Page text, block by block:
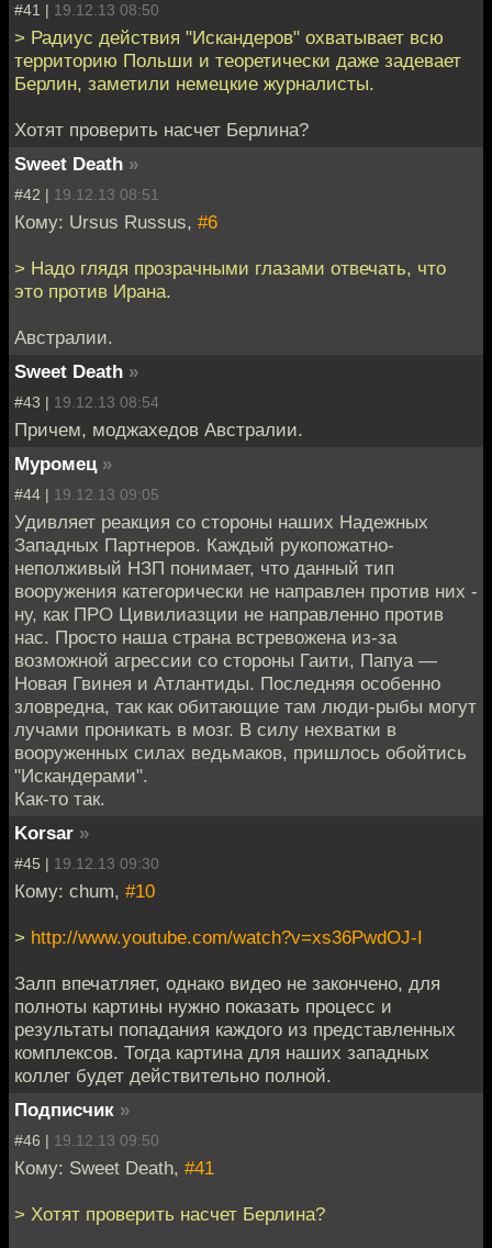
#41 | 19.12.13 08:50
> Радиус действия "Искандеров" охватывает всю
территорию Польши и теоретически даже задевает
Берлин, заметили немецкие журналисты.
Хотят проверить насчет Берлина?
Sweet Death »
#42 | 19.12.13 08:51
Кому: Ursus Russus, #6
> Надо глядя прозрачными глазами отвечать, что
это против Ирана.
Австралии.
Sweet Death »
#43 | 19.12.13 08:54
Причем, моджахедов Австралии.
Муромец »
#44 | 19.12.13 09:05
Удивляет реакция со стороны наших Надежных
Западных Партнеров. Каждый рукопожатно-
неполживый НЗП понимает, что данный тип
вооружения категорически не направлен против них -
ну, как ПРО Цивилиазции не направленно против
нас. Просто наша страна встревожена из-за
возможной агрессии со стороны Гаити, Папуа —
Новая Гвинея и Атлантиды. Последняя особенно
зловредна, так как обитающие там люди-рыбы могут
лучами проникать в мозг. В силу нехватки в
вооруженных силах ведьмаков, пришлось обойтись
"Искандерами".
Как-то так.
Korsar »
#45 | 19.12.13 09:30
Кому: chum, #10
> http://www.youtube.com/watch?v=xs36PwdOJ-I
Залп впечатляет, однако видео не закончено, для
полноты картины нужно показать процесс и
результаты попадания каждого из представленных
комплексов. Тогда картина для наших западных
коллег будет действительно полной.
Подписчик »
#46 | 19.12.13 09:50
Кому: Sweet Death, #41
> Хотят проверить насчет Берлина?